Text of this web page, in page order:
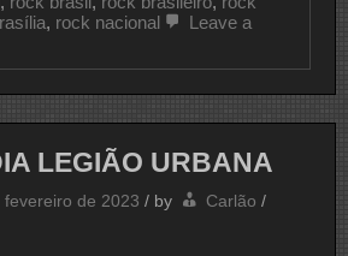
, rock nacional
Leave a
LEGIÃO URBANA
fevereiro de 2023 / by Carlão /